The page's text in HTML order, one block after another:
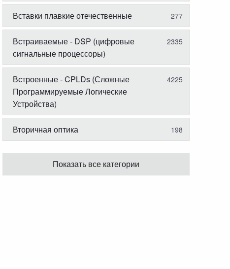
Вставки плавкие отечественные 277
Встраиваемые - DSP (цифровые
сигнальные процессоры)
2335
Встроенные - CPLDs (Сложные
Программируемые Логические
Устройства)
4225
Вторичная оптика 198
Показать все категории